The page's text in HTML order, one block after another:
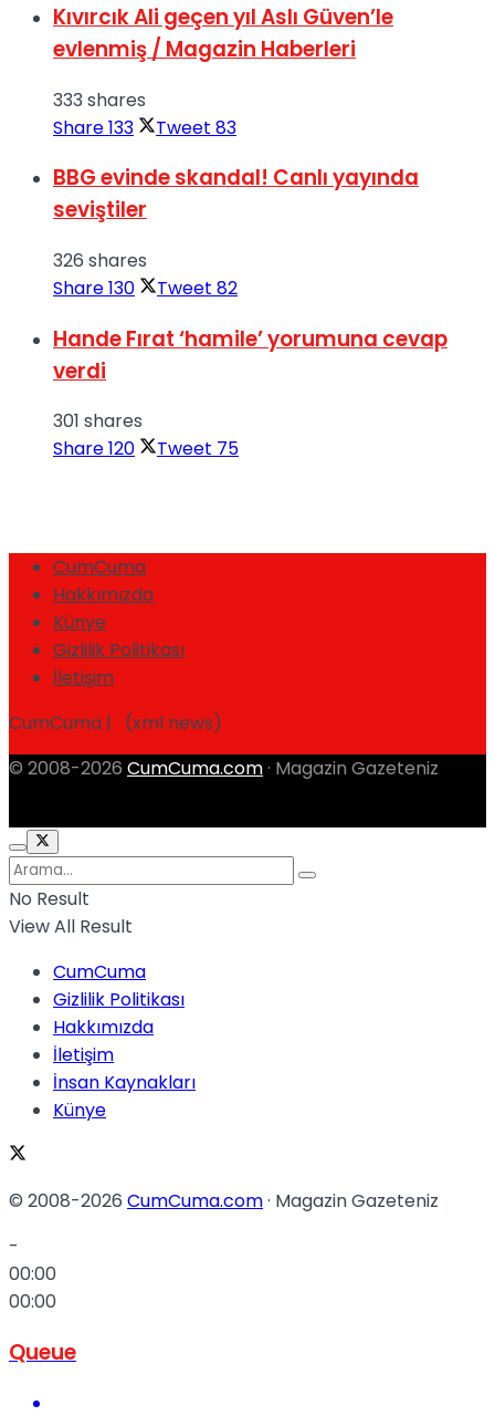
Kıvırcık Ali geçen yıl Aslı Güven’le
evlenmiş / Magazin Haberleri
333 shares
Share133 Tweet 83
BBG evinde skandal! Canlı yayında
seviştiler
326 shares
Share130 Tweet 82
Hande Fırat ‘hamile’ yorumuna cevap
verdi
301 shares
Share120 Tweet 75
CumCuma
Hakkımızda
Künye
Gizlilik Politikası
İletişim
CumCuma | (xml news)
© 2008-2026 CumCuma.com · Magazin Gazeteniz
No Result
View All Result
CumCuma
Gizlilik Politikası
Hakkımızda
İletişim
İnsan Kaynakları
Künye
© 2008-2026 CumCuma.com· Magazin Gazeteniz
-
00:00
00:00
Queue